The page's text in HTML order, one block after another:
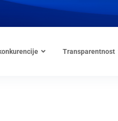
Transparentnost